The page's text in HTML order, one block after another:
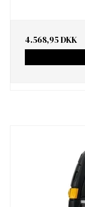
4.568,95 DKK